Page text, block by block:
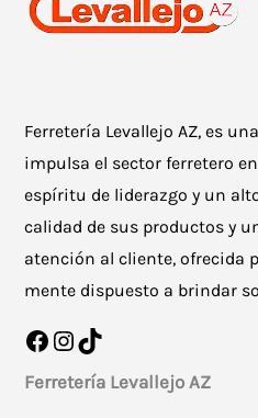
Ferretería Levallejo AZ, es
impulsa el sector ferretero
espíritu de liderazgo y un
calidad de sus productos y
atención al cliente, ofrecida
mente dispuesto a brindar
Facebook
Instagram
TikTok
Ferretería Levallejo AZ